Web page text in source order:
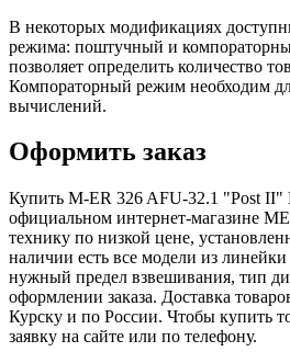
В некоторых модификациях
режима: поштучный и
позволяет определить количество
Компораторный режим необходим
вычислений.
Оформить заказ
Купить M-ER 326 AFU-32.1 "Post
официальном интернет-магазине
технику по низкой цене,
наличии есть все модели из
нужный предел взвешивания, тип
оформлении заказа. Доставка
Курску и по России. Чтобы купить
заявку на сайте или по телефону.